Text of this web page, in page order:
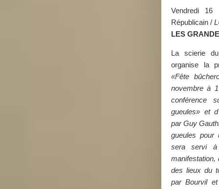
Vendredi 16
Républicain /
LES
La scierie
organise la
«Fête
novembre à
conférence
gueules» et
par Guy
gueules pour
sera servi
manifestation,
des lieux du
par Bourvil